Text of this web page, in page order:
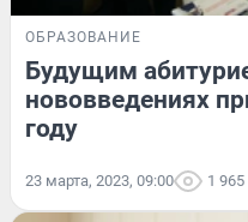
ОБРАЗОВАНИЕ
Будущим
нововведениях
году
23 марта, 2023, 09:00 1 965